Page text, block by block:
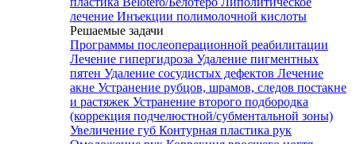
лечение Инъекции полимолочной кислоты
Решаемые задачи
Программы послеоперационной реабилитации
Лечение гипергидроза Удаление пигментных
пятен Удаление сосудистых дефектов Лечение
акне Устранение рубцов, шрамов, следов постакне
и растяжек Устранение второго подбородка
(коррекция подчелюстной/субментальной зоны)
Увеличение губ Контурная пластика рук